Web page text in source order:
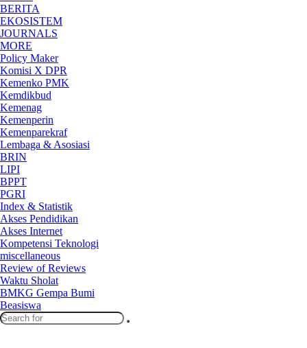
BERITA
EKOSISTEM
JOURNALS
MORE
Policy Maker
Komisi X DPR
Kemenko PMK
Kemdikbud
Kemenag
Kemenperin
Kemenparekraf
Lembaga & Asosiasi
BRIN
LIPI
BPPT
PGRI
Index & Statistik
Akses Pendidikan
Akses Internet
Kompetensi Teknologi
miscellaneous
Review of Reviews
Waktu Sholat
BMKG Gempa Bumi
Beasiswa
Search